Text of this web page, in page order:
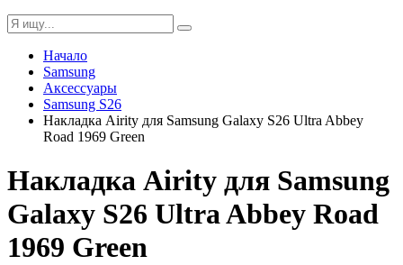
Начало
Samsung
Аксессуары
Samsung S26
Накладка Airity для Samsung Galaxy S26 Ultra Abbey
Road 1969 Green
Накладка Airity для Samsung
Galaxy S26 Ultra Abbey Road
1969 Green